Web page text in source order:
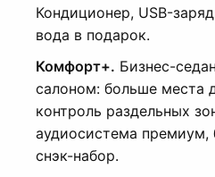
Кондиционер, USB-
вода в подарок.
Комфорт+. Бизнес-
салоном: больше места
контроль раздельных
аудиосистема премиум,
снэк-набор.